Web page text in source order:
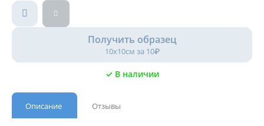
Получить образец
10х10см за 10₽
✓ В наличии
Описание Отзывы